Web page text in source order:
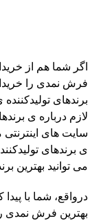
اگر شما هم از
فرش نمدی را
برندهای
لازم درباره ی
سایت های
ی برندهای
می توانید بهترین
درواقع، شما با
بهترین فرش نمدی را